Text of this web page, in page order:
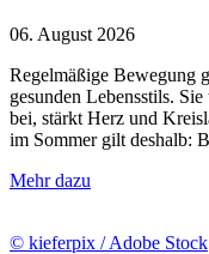
06. August 2026
Regelmäßige Bewegung
gesunden Lebensstils.
bei, stärkt Herz und
im Sommer gilt deshalb:
Mehr dazu
© kieferpix / Adobe Stock